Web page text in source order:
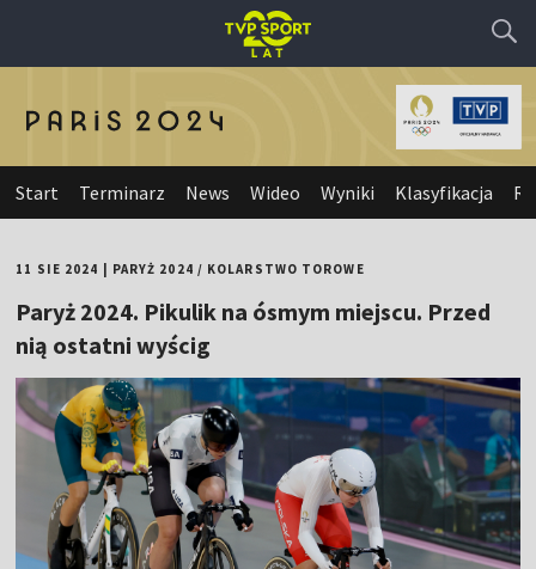
Start Terminarz News Wideo Wyniki Klasyfikacja
11 SIE 2024 PARYŻ 2024 / KOLARSTWO TOROWE
Paryż 2024. Pikulik na ósmym miejscu. Przed
nią ostatni wyścig